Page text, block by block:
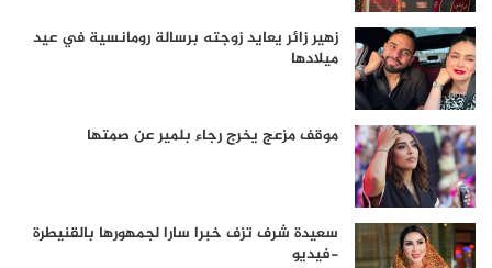
زهير زائر يعايد زوجته برسالة رومانسية في عيد
ميلادها
موقف مزعج يخرج رجاء بلمير عن صمتها
سعيدة شرف تزف خبرا سارا لجمهورها بالقنيطرة
-فيديو